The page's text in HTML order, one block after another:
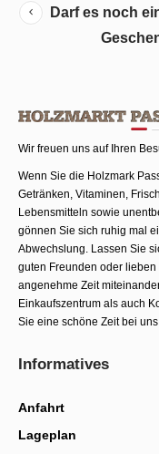
Darf es noch
Wir freuen uns auf Ihren
Wenn Sie die Holzmark
Getränken, Vitaminen,
Lebensmitteln sowie
gönnen Sie sich ruhig mal
Abwechslung. Lassen Sie
guten Freunden oder
angenehme Zeit
Einkaufszentrum als auch
Sie eine schöne Zeit bei
Informatives
Anfahrt
Lageplan